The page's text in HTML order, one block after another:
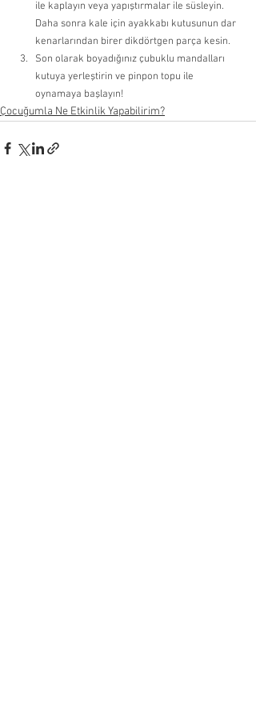
ile kaplayın veya yapıştırmalar ile süsleyin.
Daha sonra kale için ayakkabı kutusunun dar
kenarlarından birer dikdörtgen parça kesin.
Son olarak boyadığınız çubuklu mandalları
kutuya yerleştirin ve pinpon topu ile
oynamaya başlayın!
Çocuğumla Ne Etkinlik Yapabilirim?